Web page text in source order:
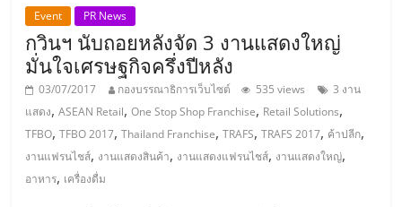
และ
ขยาย
สา
ขา
แฟ
รน
ไชส์,
ศูนย์
รวม
Event PR News
กวินฯ นับถอยหลังจัด 3 งานแสดงใหญ่
มั่นใจเศรษฐกิจครึ่งปีหลัง
03/07/2017 กองบรรณาธิการเว็บไซต์ 535 views
3 งาน
แสดง,ASEAN Retail,One Stop Shop Franchise, Retail Solutions,
TFBO,TFBO 2017,Thailand Franchise,TRAFS,TRAFS 2017, ค้าปลีก,
งานแฟรนไชส์, งานแสดงสินค้า, งานแสดงแฟรนไชส์, งานแสดงใหญ่,
อาหาร, เครื่องดื่ม